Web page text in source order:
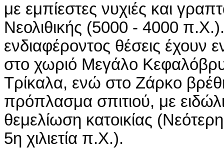
με εμπίεστες νυχιές και
Νεολιθικής (5000 - 4000
ενδιαφέροντος θέσεις έχουν
στο χωριό Μεγάλο
Τρίκαλα, ενώ στο Ζάρκο
πρόπλασμα σπιτιού, με
θεμελίωση κατοικίας
5η χιλιετία π.Χ.).